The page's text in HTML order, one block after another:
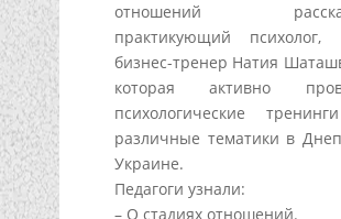
отношений
практикующий психолог,
бизнес-тренер Натия
которая активно
психологические
различные тематики в
Украине.
Педагоги узнали:
– О стадиях отношений.